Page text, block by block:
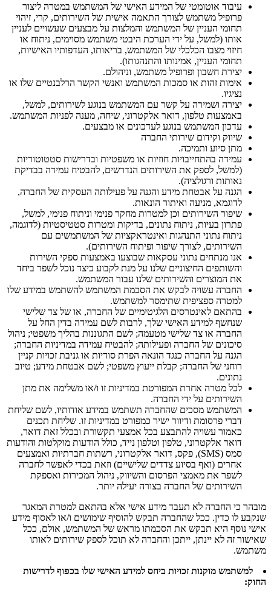
עיבוד אוטומטי של המידע האישי של המשתמש במטרה ליצור
פרופיל משתמש לצורך התאמה אישית של השירותים, קרי, זיהוי
תחומי העניין של המשתמש והמלצות על מבצעים שעשויים לעניין
אותו (למשל, על ידי הערכת היבטי משתמש מסוימים, ניתוח או
חיזוי מצבו הכלכלי של המשתמש, בריאותו, העדפותיו האישיות,
תחומי העניין, אמינותו והתנהגותו).
יצירת חשבון ופרופיל משתמש, וניהולם.
אימות זהות או סמכות המשתמש ואנשי הקשר הרלבנטיים שלו או
נציגיו.
יצירה ושמירה על קשר עם המשתמש בנוגע לשירותים, למשל,
באמצעות טלפון, דואר אלקטרוני, שיחה, מענה לפניות המשתמש.
עדכון המשתמש בנוגע לעדכונים או מבצעים.
שיווק וקידום שירותי החברה
מתן סיוע ותמיכה.
עמידה בהתחייבויות חוזיות או משפטיות ובדרישות סטטוטוריות
(למשל, לספק את השירותים הנדרשים, להבטיח עמידה בבדיקת
נאותות ורגולציה).
הגנה על אבטחת מידע והגנה על פעילותה העסקית של החברה,
לדוגמא, מניעה ואיתור הונאות.
שיפור השירותים וכן למטרות מחקר פנימי וניתוח פנימי, למשל,
פתרון בעיות, ניתוח נתונים, בדיקות ומטרות סטטיסטיות (לדוגמה,
ניתוח נתוני התנהגות ואינטראקציות של המשתמשים עם
השירותים, לצורך שיפור ופיתוח השירותים).
אנו מנתחים נתוני עסקאות שבוצעו באמצעות ספקי השירות
והשותפים החיצוניים שלנו על מנת לקבוע כיצד נוכל לשפר ביחד
את המוצרים והשירותים שלנו עבור המשתמש.
החברה עשויה לבקש את הסכמת המשתמש להשתמש במידע שלו
למטרה ספציפית שתימסר למשתמש.
בהתאם לאינטרסים הלגיטימיים של החברה, או של צד שלישי
שנחשף למידע האישי שלך, לרבות לשם עמידה בדין החל על
החברה או צד שלישי מטעמה; לשם התגוננות בהליך משפטי; ניהול
סיכונים של החברה ופעילותה; להבטיח עמידה במדיניות החברה;
הגנה על החברה כנגד הונאה הפרת סודיות או גניבת זכויות קניין
רוחני של החברה; קבלת ייעוץ משפטי; לשם אבטחת מידע; טיוב
נתונים.
לכל מטרה אחרת המפורטת במדיניות זו ו/או משלימה את מתן
השירותים על ידי החברה.
המשתמש מסכים שהחברה תשתמש במידע אודותיו, לשם שליחת
דברי פרסומת ודיוור ישיר כמפורט במדיניות זו. שליחת תכנים
כאמור עשויה להתבצע בכל אמצעי תקשורת ובכלל זאת דואר,
דואר אלקטרוני, טלפון וטלפון נייד, כולל הודעות מוקלטות והודעות
סמס (SMS), ‏פקס, דואר אלקטרוני, רשתות חברתיות ואמצעים
אחרים (ואף בסיוע צדדים שלישיים)‏‎ וזאת בכדי לאפשר לחברה
לשפר את מאמצי הפרסום והשיווק, ניהול המכירות ואספקת
השירותים של החברה בצורה יעילה יותר.
מובהר כי החברה לא תעבד מידע אישי אלא בהתאם למטרת המאגר
שנקבע לו כדין. ככל שהחברה תבקש להוסיף שימושים ו/או לאסוף מידע
אישי נוסף היא תבקש את הסכמתו מראש של המשתמש, אולם, ככל
שאישור זה לא יינתן, ייתכן והחברה לא תוכל לספק שירותים לאותו
משתמש.
למשתמש מוקנות זכויות ביחס למידע האישי שלו בכפוף לדרישות
החוק: